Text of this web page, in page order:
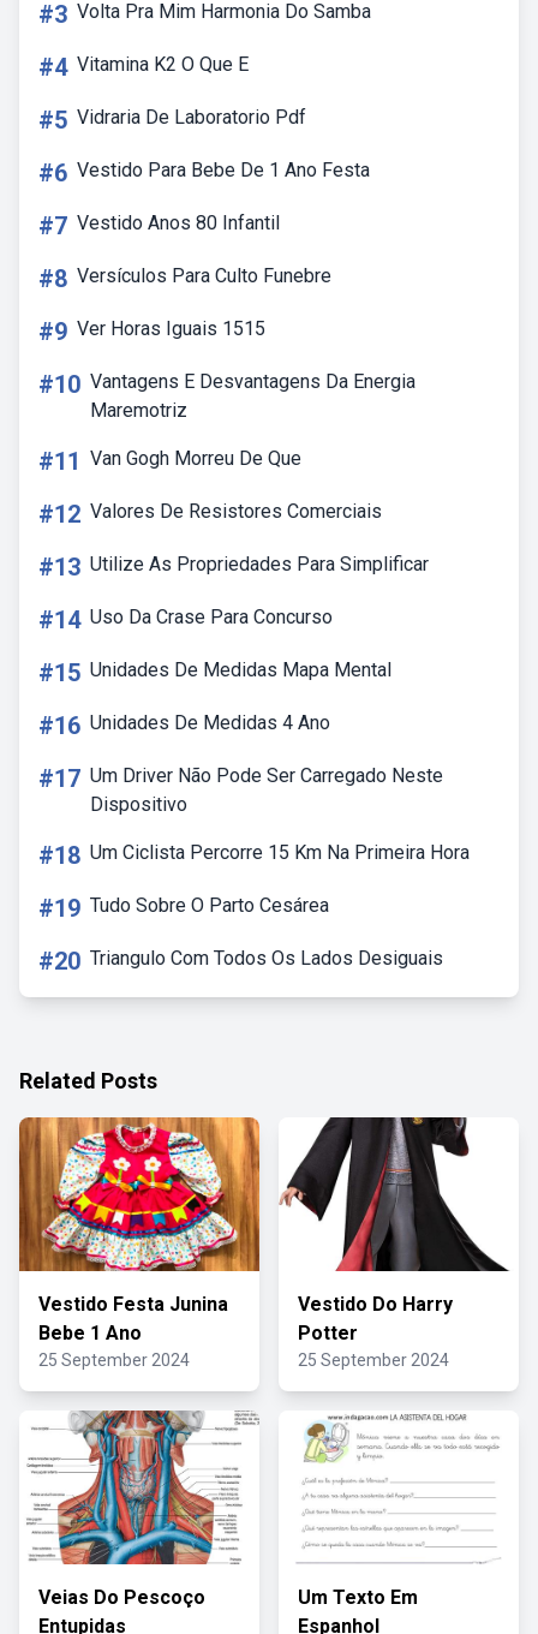
#3 Volta Pra Mim Harmonia Do Samba
#4 Vitamina K2 O Que E
#5 Vidraria De Laboratorio Pdf
#6 Vestido Para Bebe De 1 Ano Festa
#7 Vestido Anos 80 Infantil
#8 Versículos Para Culto Funebre
#9 Ver Horas Iguais 1515
#10 Vantagens E Desvantagens Da Energia
Maremotriz
#11 Van Gogh Morreu De Que
#12 Valores De Resistores Comerciais
#13 Utilize As Propriedades Para Simplificar
#14 Uso Da Crase Para Concurso
#15 Unidades De Medidas Mapa Mental
#16 Unidades De Medidas 4 Ano
#17 Um Driver Não Pode Ser Carregado Neste
Dispositivo
#18 Um Ciclista Percorre 15 Km Na Primeira Hora
#19 Tudo Sobre O Parto Cesárea
#20 Triangulo Com Todos Os Lados Desiguais
Related Posts
Vestido Festa Junina
Bebe 1 Ano
25 September 2024
Vestido Do Harry
Potter
25 September 2024
Veias Do Pescoço
Entupidas
Um Texto Em
Espanhol